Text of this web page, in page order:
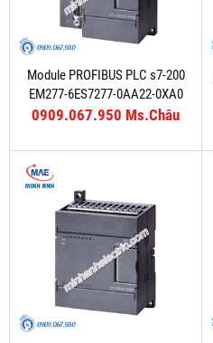
Module PROFIBUS PLC s7-200
EM277-6ES7277-0AA22-0XA0
0909.067.950 Ms.Châu